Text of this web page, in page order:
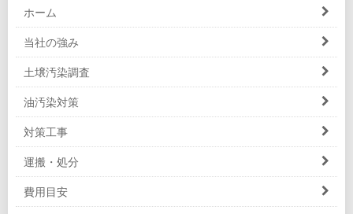
ホーム
当社の強み
土壌汚染調査
油汚染対策
対策工事
運搬・処分
費用目安